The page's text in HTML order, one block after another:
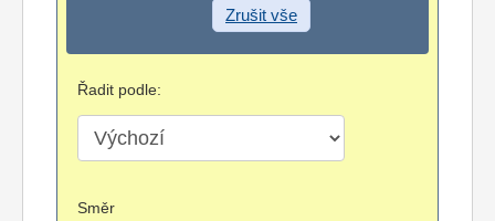
Zrušit vše
Řadit podle:
Směr